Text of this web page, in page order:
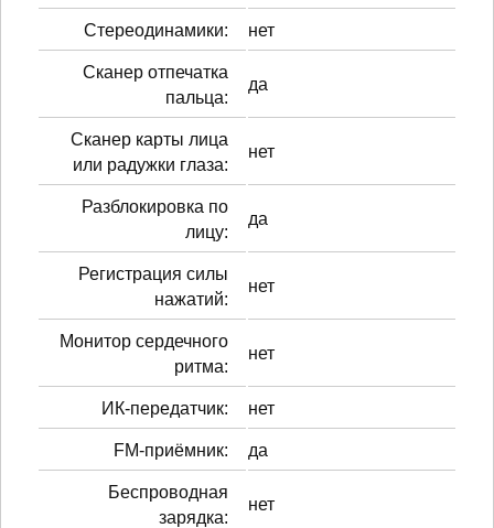
Стереодинамики: нет
Сканер отпечатка
пальца:
да
Сканер карты лица
или радужки глаза:
нет
Разблокировка по
лицу:
да
Регистрация силы
нажатий:
нет
Монитор сердечного
ритма:
нет
ИК-передатчик: нет
FM-приёмник: да
Беспроводная
зарядка:
нет